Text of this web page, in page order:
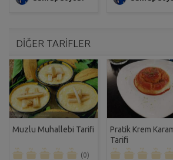
DİĞER TARİFLER
Muzlu Muhallebi Tarifi
(0)
Pratik Krem
Tarifi